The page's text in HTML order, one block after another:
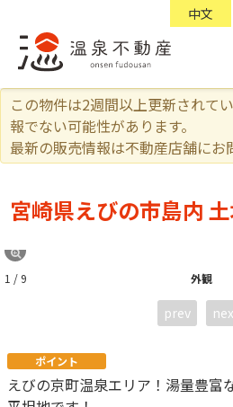
中文
この物件は2週間以上更新されて
報でない可能性があります。
最新の販売情報は不動産店舗にお
宮崎県えびの市島内
外観
1 / 9
prev
ポイント
えびの京町温泉エリア！湯量豊富